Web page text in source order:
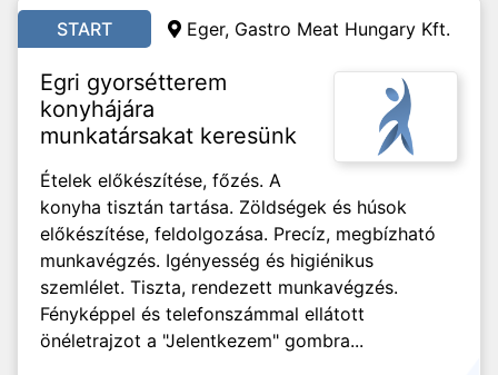
START Eger, Gastro Meat Hungary Kft.
Egri gyorsétterem
konyhájára
munkatársakat keresünk
Ételek előkészítése, főzés. A
konyha tisztán tartása. Zöldségek és húsok
előkészítése, feldolgozása. Precíz, megbízható
munkavégzés. Igényesség és higiénikus
szemlélet. Tiszta, rendezett munkavégzés.
Fényképpel és telefonszámmal ellátott
önéletrajzot a "Jelentkezem" gombra...